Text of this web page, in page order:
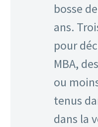
bosse
ans.
pour
MBA,
ou
tenus
dans la